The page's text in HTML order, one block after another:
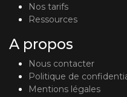
Nos tarifs
Ressources
A propos
Nous contacter
Politique de
Mentions légales